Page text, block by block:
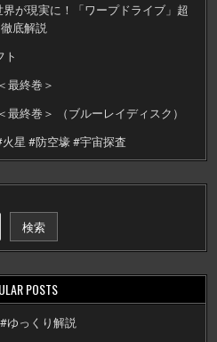
が現実に！「ワープドライブ」超
底解説
ト
最終巻＞
終巻＞ （ブルーレイディスク）
星 #防空壕 #宇宙探査
検索
POSTS
ゆっくり解説